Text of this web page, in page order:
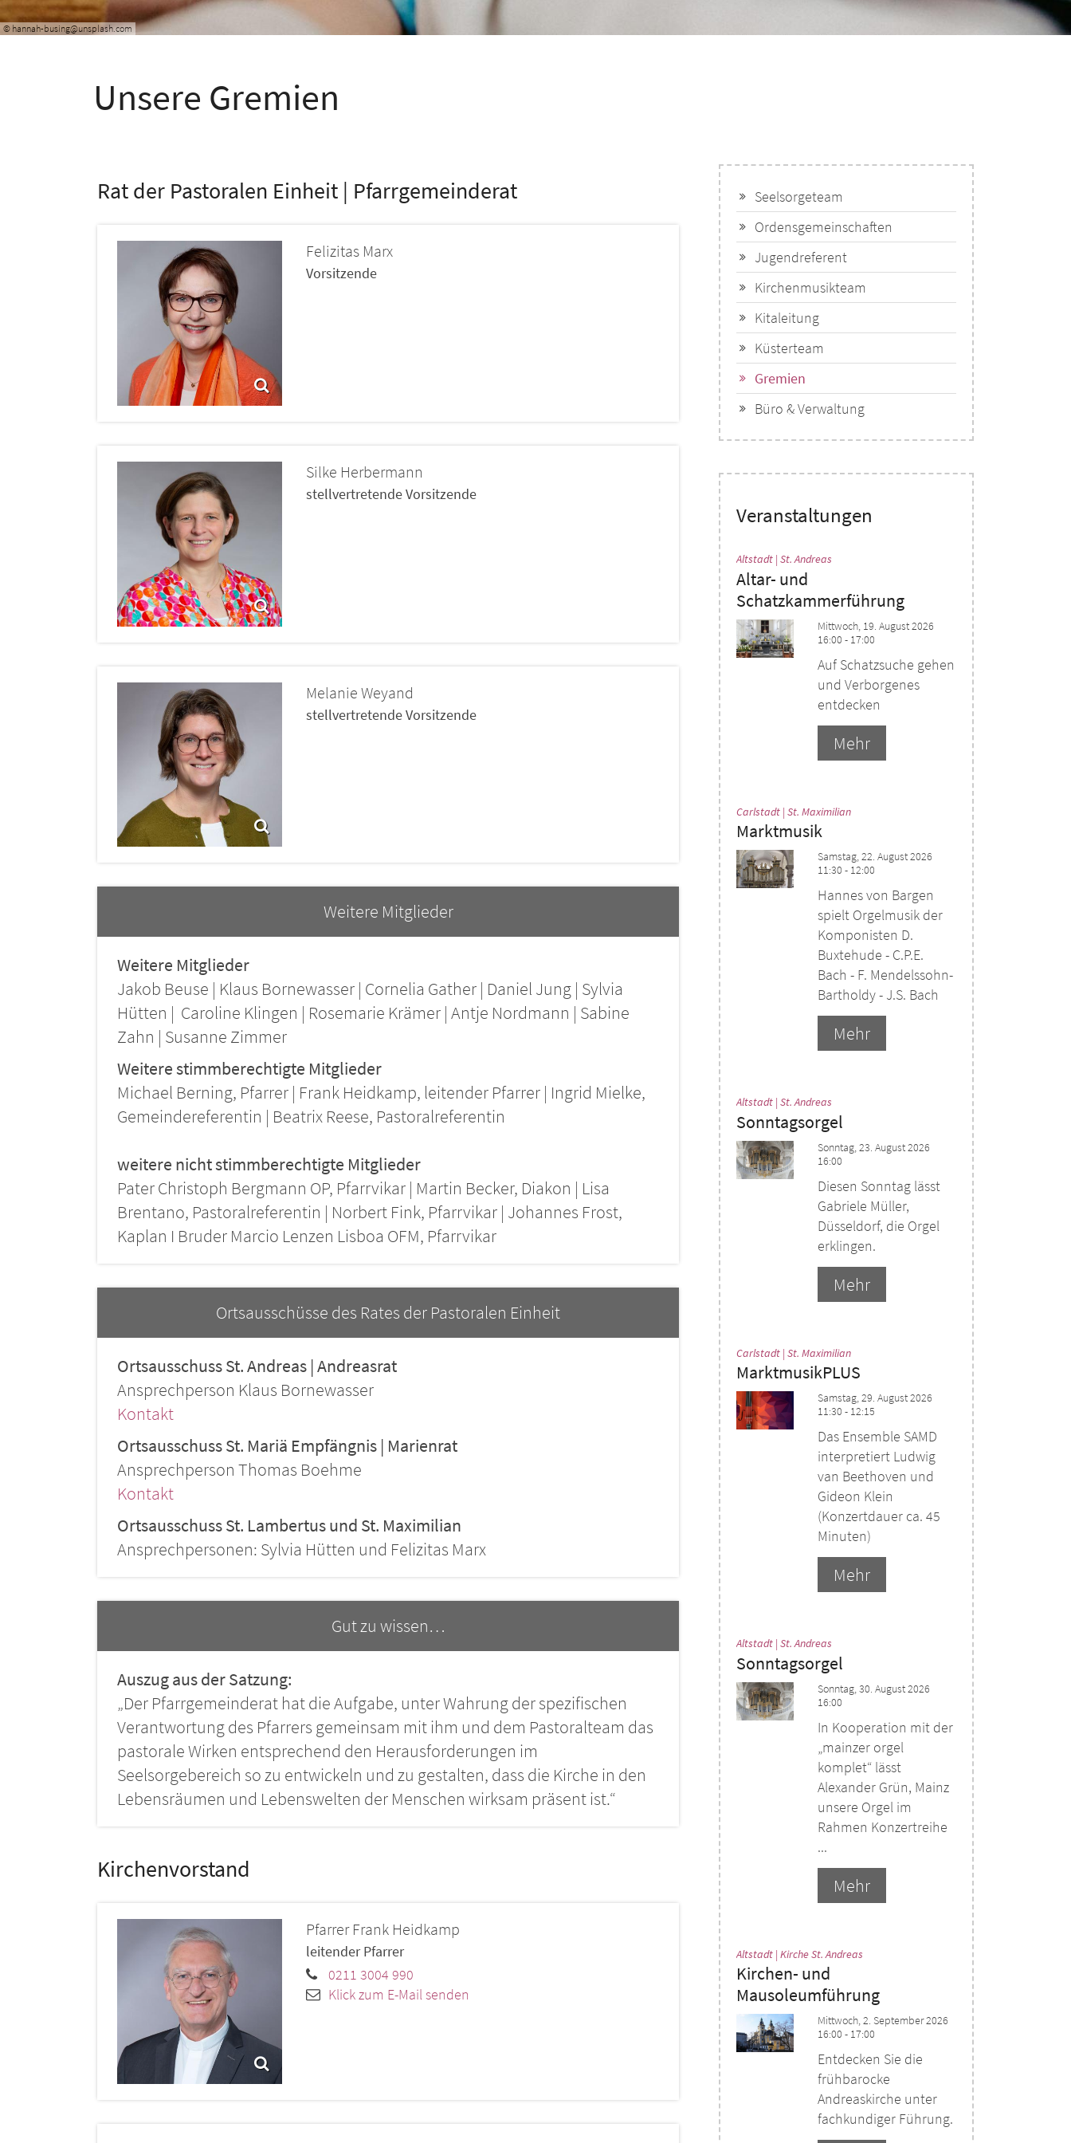
© hannah-busing@unsplash.com
Unsere Gremien
Rat der Pastoralen Einheit | Pfarrgemeinderat
Felizitas Marx
Vorsitzende
Silke Herbermann
stellvertretende Vorsitzende
Melanie Weyand
stellvertretende Vorsitzende
Weitere Mitglieder
Weitere Mitglieder
Jakob Beuse | Klaus Bornewasser | Cornelia Gather | Daniel Jung | Sylvia
Hütten | Caroline Klingen | Rosemarie Krämer | Antje Nordmann | Sabine
Zahn | Susanne Zimmer
Weitere stimmberechtigte Mitglieder
Michael Berning, Pfarrer | Frank Heidkamp, leitender Pfarrer | Ingrid Mielke,
Gemeindereferentin | Beatrix Reese, Pastoralreferentin
weitere nicht stimmberechtigte Mitglieder
Pater Christoph Bergmann OP, Pfarrvikar | Martin Becker, Diakon | Lisa
Brentano, Pastoralreferentin | Norbert Fink, Pfarrvikar | Johannes Frost,
Kaplan I Bruder Marcio Lenzen Lisboa OFM, Pfarrvikar
Ortsausschüsse des Rates der Pastoralen Einheit
Ortsausschuss St. Andreas | Andreasrat
Ansprechperson Klaus Bornewasser
Kontakt
Ortsausschuss St. Mariä Empfängnis | Marienrat
Ansprechperson Thomas Boehme
Kontakt
Ortsausschuss St. Lambertus und St. Maximilian
Ansprechpersonen: Sylvia Hütten und Felizitas Marx
Gut zu wissen…
Auszug aus der Satzung:
„Der Pfarrgemeinderat hat die Aufgabe, unter Wahrung der spezifischen
Verantwortung des Pfarrers gemeinsam mit ihm und dem Pastoralteam das
pastorale Wirken entsprechend den Herausforderungen im
Seelsorgebereich so zu entwickeln und zu gestalten, dass die Kirche in den
Lebensräumen und Lebenswelten der Menschen wirksam präsent ist.“
Kirchenvorstand
Pfarrer FrankHeidkamp
leitender Pfarrer
0211 3004 990
Klick zum E-Mail senden
Seelsorgeteam
Ordensgemeinschaften
Jugendreferent
Kirchenmusikteam
Kitaleitung
Küsterteam
Gremien
Büro & Verwaltung
Veranstaltungen
Altstadt | St. Andreas
Altar- und
Schatzkammerführung
Mittwoch, 19. August 2026
16:00 - 17:00
Auf Schatzsuche gehen
und Verborgenes
entdecken
Mehr
Carlstadt | St. Maximilian:
Marktmusik
Samstag, 22. August 2026
11:30 - 12:00
Hannes von Bargen
spielt Orgelmusik der
Komponisten D.
Buxtehude - C.P.E.
Bach - F. Mendelssohn-
Bartholdy - J.S. Bach
Mehr
Altstadt | St. Andreas
Sonntagsorgel
Sonntag, 23. August 2026
16:00
Diesen Sonntag lässt
Gabriele Müller,
Düsseldorf, die Orgel
erklingen.
Mehr
Carlstadt | St. Maximilian:
MarktmusikPLUS
Samstag, 29. August 2026
11:30 - 12:15
Das Ensemble SAMD
interpretiert Ludwig
van Beethoven und
Gideon Klein
(Konzertdauer ca. 45
Minuten)
Mehr
Altstadt | St. Andreas
Sonntagsorgel
Sonntag, 30. August 2026
16:00
In Kooperation mit der
„mainzer orgel
komplet“ lässt
Alexander Grün, Mainz
unsere Orgel im
Rahmen Konzertreihe
...
Mehr
Altstadt | Kirche St. Andreas
Kirchen- und
Mausoleumführung
Mittwoch, 2. September 2026
16:00 - 17:00
Entdecken Sie die
frühbarocke
Andreaskirche unter
fachkundiger Führung.